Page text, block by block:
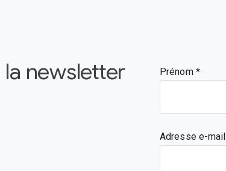
la newsletter
Prénom
Adresse e-mail